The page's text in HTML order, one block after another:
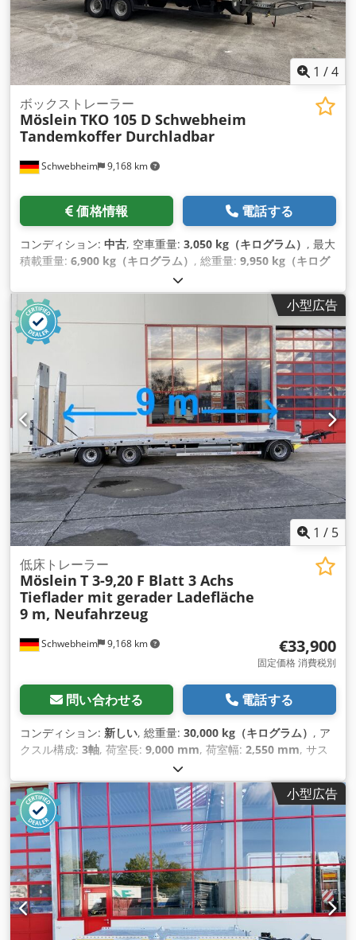
1 /4
Schwebheim 9,168 km
ボックストレーラー
Möslein TKO 105 D Schwebheim
Tandemkoffer Durchladbar
価格情報 電話する
コンディション: 中古, 空車重量: 3,050 kg（キログラム） , 最大
積載重量: 6,900 kg（キログラム） , 総重量: 9,950 kg（キログ
, 初回登録:
mm, 荷室幅:2,480 mm, 荷室高:2,530 mm, 積載スペース容
量:44 m³
245/70R17,5
143J, ホイールベース:990 mm, 色:その他, 変速方式:その他,
フロントタイヤサイズ:
245/70R17,5 143J, 後輪タイヤサイズ:
245/70R17,5 143J
, 運転席:その他, 排出クラス:なし, 装備:
ABS（アンチロック・ブレーキ・システム）, 圧縮空気ブレー
,
小型広告
1 / 5
Schwebheim 9,168 km
低床トレーラー
Möslein T 3-9,20 F Blatt 3 Achs
Tieflader mit gerader Ladefläche
9 m, Neufahrzeug
€33,900
固定価格 消費税別
問い合わせる 電話する
コンディション: 新しい, 総重量: 30,000 kg（キログラム） , ア
クスル構成: 3軸, 荷室長: 9,000 mm, 荷室幅: 2,550 mm, サス
235/75 R 17,5
方式:その他, フロントタイヤサイズ:235/75 R 17,5, 後輪タイ
ヤサイズ:235/75 R 17,5 , 運転席:その他, 排出クラス:なし, 燃
料:バイオディーゼル , 装備:ABS（アンチロック・ブレーキ・
システム）, 圧縮空気ブレーキ,
小型広告